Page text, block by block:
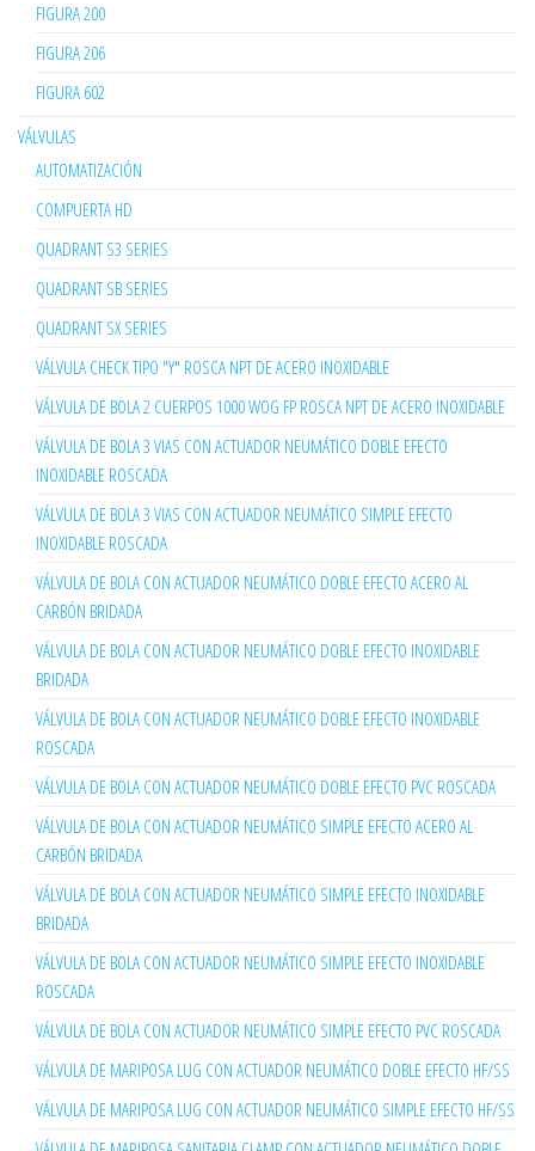
FIGURA 200
FIGURA 206
FIGURA 602
VÁLVULAS
AUTOMATIZACIÓN
COMPUERTA HD
QUADRANT S3 SERIES
QUADRANT SB SERIES
QUADRANT SX SERIES
VÁLVULA CHECK TIPO "Y" ROSCA NPT DE ACERO INOXIDABLE
VÁLVULA DE BOLA 2 CUERPOS 1000 WOG FP ROSCA NPT DE ACERO INOXIDABLE
VÁLVULA DE BOLA 3 VIAS CON ACTUADOR NEUMÁTICO DOBLE EFECTO
INOXIDABLE ROSCADA
VÁLVULA DE BOLA 3 VIAS CON ACTUADOR NEUMÁTICO SIMPLE EFECTO
INOXIDABLE ROSCADA
VÁLVULA DE BOLA CON ACTUADOR NEUMÁTICO DOBLE EFECTO ACERO AL
CARBÓN BRIDADA
VÁLVULA DE BOLA CON ACTUADOR NEUMÁTICO DOBLE EFECTO INOXIDABLE
BRIDADA
VÁLVULA DE BOLA CON ACTUADOR NEUMÁTICO DOBLE EFECTO INOXIDABLE
ROSCADA
VÁLVULA DE BOLA CON ACTUADOR NEUMÁTICO DOBLE EFECTO PVC ROSCADA
VÁLVULA DE BOLA CON ACTUADOR NEUMÁTICO SIMPLE EFECTO ACERO AL
CARBÓN BRIDADA
VÁLVULA DE BOLA CON ACTUADOR NEUMÁTICO SIMPLE EFECTO INOXIDABLE
BRIDADA
VÁLVULA DE BOLA CON ACTUADOR NEUMÁTICO SIMPLE EFECTO INOXIDABLE
ROSCADA
VÁLVULA DE BOLA CON ACTUADOR NEUMÁTICO SIMPLE EFECTO PVC ROSCADA
VÁLVULA DE MARIPOSA LUG CON ACTUADOR NEUMÁTICO DOBLE EFECTO HF/SS
VÁLVULA DE MARIPOSA LUG CON ACTUADOR NEUMÁTICO SIMPLE EFECTO HF/SS